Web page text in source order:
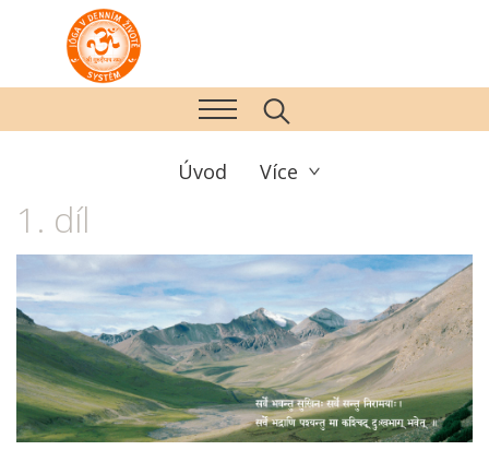
Úvod Více
1. díl